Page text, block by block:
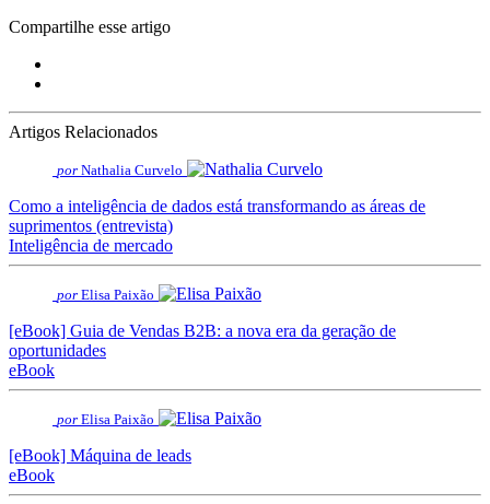
Compartilhe esse artigo
Artigos Relacionados
por Nathalia Curvelo
Como a inteligência de dados está transformando as áreas de
suprimentos (entrevista)
Inteligência de mercado
por Elisa Paixão
[eBook] Guia de Vendas B2B: a nova era da geração de
oportunidades
eBook
por Elisa Paixão
[eBook] Máquina de leads
eBook